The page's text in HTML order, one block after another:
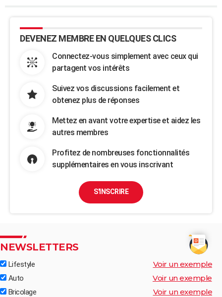
DEVENEZ MEMBRE EN QUELQUES CLICS
Connectez-vous simplement avec ceux qui
partagent vos intérêts
Suivez vos discussions facilement et
obtenez plus de réponses
Mettez en avant votre expertise et aidez les
autres membres
Profitez de nombreuses fonctionnalités
supplémentaires en vous inscrivant
S'INSCRIRE
NEWSLETTERS
Lifestyle Voir un exemple
Auto Voir un exemple
Bricolage Voir un exemple